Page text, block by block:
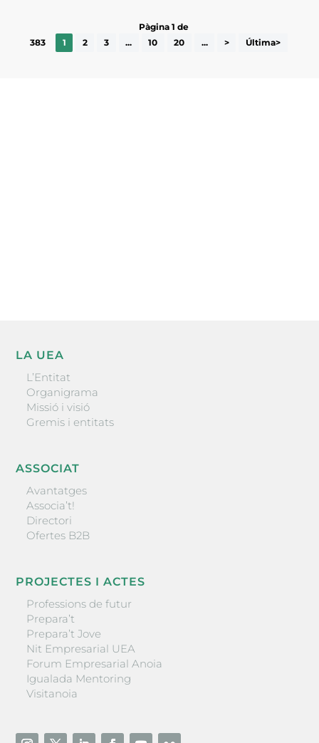
Pàgina 1 de
383
1 2 3 ... 10 20 ... > Última>
LA UEA
L’Entitat
Organigrama
Missió i visió
Gremis i entitats
ASSOCIAT
Avantatges
Associa’t!
Directori
Ofertes B2B
PROJECTES I ACTES
Professions de futur
Prepara’t
Prepara’t Jove
Nit Empresarial UEA
Forum Empresarial Anoia
Igualada Mentoring
Visitanoia